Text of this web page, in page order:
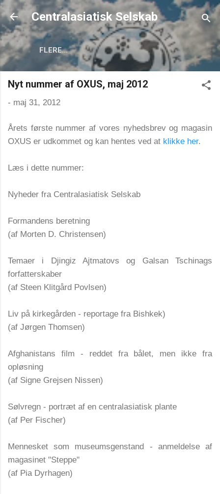
Gå videre til hovedindholdet
Centralasiatisk Selskab
FLERE…
Nyt nummer af OXUS, maj 2012
- maj 31, 2012
Årets første nummer af vores nyhedsbrev og magasin
OXUS er udkommet og kan hentes ved at klikke her.
Læs i dette nummer:
Nyheder fra Centralasiatisk Selskab
Formandens beretning
(af Morten D. Christensen)
Temaer i Djingiz Ajtmatovs og Galsan Tschinags
forfatterskaber
(af Steen Klitgård Povlsen)
Liv på kirkegården - reportage fra Bishkek)
(af Jørgen Thomsen)
Afghanistans film - reddet fra bålet, men ikke fra
opløsning
(af Signe Grejsen Nissen)
Sølvregn - portræt af en centralasiatisk plante
(af Per Fischer)
Mennesket som museumsgenstand - anmeldelse af
magasinet "Steppe"
(af Pia Dyrhagen)